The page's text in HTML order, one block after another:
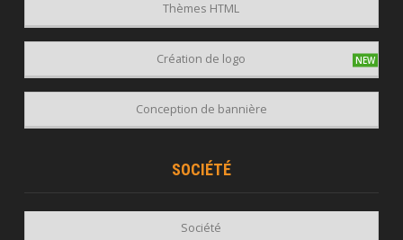
Thèmes HTML
Création de logo
Conception de bannière
SOCIÉTÉ
Société